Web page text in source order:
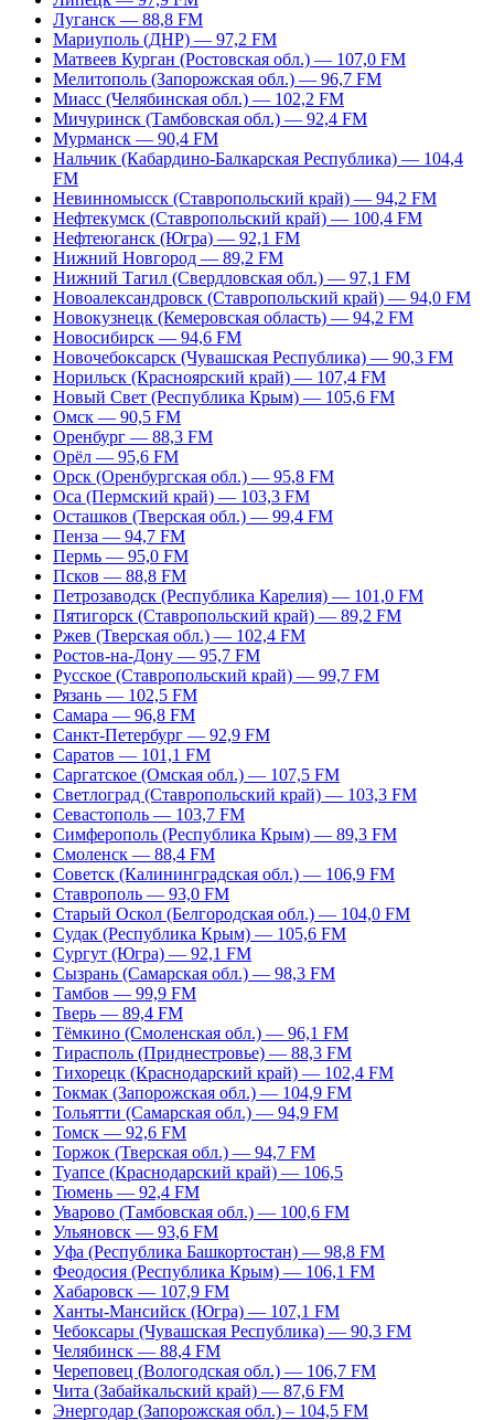
Луганск — 88,8 FM
Мариуполь (ДНР) — 97,2 FM
Матвеев Курган (Ростовская обл.) — 107,0 FM
Мелитополь (Запорожская обл.) — 96,7 FM
Миасс (Челябинская обл.) — 102,2 FM
Мичуринск (Тамбовская обл.) — 92,4 FM
Мурманск — 90,4 FM
Нальчик (Кабардино-Балкарская Республика) — 104,4
FM
Невинномысск (Ставропольский край) — 94,2 FM
Нефтекумск (Ставропольский край) — 100,4 FM
Нефтеюганск (Югра) — 92,1 FM
Нижний Новгород — 89,2 FM
Нижний Тагил (Свердловская обл.) — 97,1 FM
Новоалександровск (Ставропольский край) — 94,0 FM
Новокузнецк (Кемеровская область) — 94,2 FM
Новосибирск — 94,6 FM
Новочебоксарск (Чувашская Республика) — 90,3 FM
Норильск (Красноярский край) — 107,4 FM
Новый Свет (Республика Крым) — 105,6 FM
Омск — 90,5 FM
Оренбург — 88,3 FM
Орёл — 95,6 FM
Орск (Оренбургская обл.) — 95,8 FM
Оса (Пермский край) — 103,3 FM
Осташков (Тверская обл.) — 99,4 FM
Пенза — 94,7 FM
Пермь — 95,0 FM
Псков — 88,8 FM
Петрозаводск (Республика Карелия) — 101,0 FM
Пятигорск (Ставропольский край) — 89,2 FM
Ржев (Тверская обл.) — 102,4 FM
Ростов-на-Дону — 95,7 FM
Русское (Ставропольский край) — 99,7 FM
Рязань — 102,5 FM
Самара — 96,8 FM
Санкт-Петербург — 92,9 FM
Саратов — 101,1 FM
Саргатское (Омская обл.) — 107,5 FM
Светлоград (Ставропольский край) — 103,3 FM
Севастополь — 103,7 FM
Симферополь (Республика Крым) — 89,3 FM
Смоленск — 88,4 FM
Советск (Калининградская обл.) — 106,9 FM
Ставрополь — 93,0 FM
Старый Оскол (Белгородская обл.) — 104,0 FM
Судак (Республика Крым) — 105,6 FM
Сургут (Югра) — 92,1 FM
Сызрань (Самарская обл.) — 98,3 FM
Тамбов — 99,9 FM
Тверь — 89,4 FM
Тёмкино (Смоленская обл.) — 96,1 FM
Тирасполь (Приднестровье) — 88,3 FM
Тихорецк (Краснодарский край) — 102,4 FM
Токмак (Запорожская обл.) — 104,9 FM
Тольятти (Самарская обл.) — 94,9 FM
Томск — 92,6 FM
Торжок (Тверская обл.) — 94,7 FM
Туапсе (Краснодарский край) — 106,5
Тюмень — 92,4 FM
Уварово (Тамбовская обл.) — 100,6 FM
Ульяновск — 93,6 FM
Уфа (Республика Башкортостан) — 98,8 FM
Феодосия (Республика Крым) — 106,1 FM
Хабаровск — 107,9 FM
Ханты-Мансийск (Югра) — 107,1 FM
Чебоксары (Чувашская Республика) — 90,3 FM
Челябинск — 88,4 FM
Череповец (Вологодская обл.) — 106,7 FM
Чита (Забайкальский край) — 87,6 FM
Энергодар (Запорожская обл.) – 104,5 FM